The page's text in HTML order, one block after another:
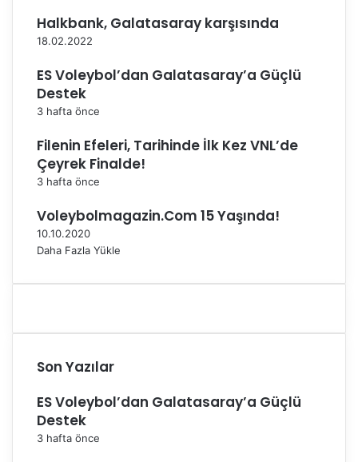
i
y
n
a
s
’
a
h
n
r
Halkbank, Galatasaray karşısında
18.02.2022
ES Voleybol’dan Galatasaray’a Güçlü
Destek
3 hafta önce
Filenin Efeleri, Tarihinde İlk Kez VNL’de
Çeyrek Finalde!
3 hafta önce
Voleybolmagazin.Com 15 Yaşında!
10.10.2020
Daha Fazla Yükle
Son Yazılar
ES Voleybol’dan Galatasaray’a Güçlü
Destek
3 hafta önce